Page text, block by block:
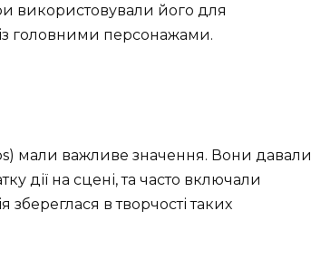
використовували його для
головними персонажами.
мали важливе значення. Вони давали
дії на сцені, та часто включали
в творчості таких